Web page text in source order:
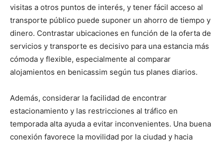
visitas a otros puntos de interés, y tener fácil acceso al
transporte público puede suponer un ahorro de tiempo y
dinero. Contrastar ubicaciones en función de la oferta de
servicios y transporte es decisivo para una estancia más
cómoda y flexible, especialmente al comparar
alojamientos en benicassim según tus planes diarios.
Además, considerar la facilidad de encontrar
estacionamiento y las restricciones al tráfico en
temporada alta ayuda a evitar inconvenientes. Una buena
conexión favorece la movilidad por la ciudad y hacia